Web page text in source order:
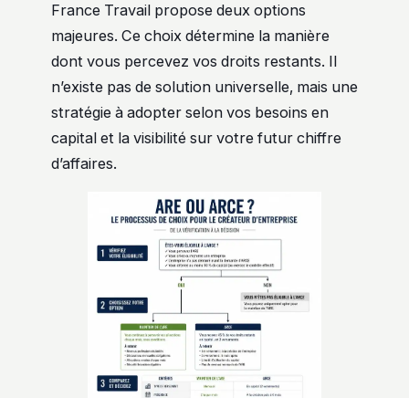
France Travail propose deux options
majeures. Ce choix détermine la manière
dont vous percevez vos droits restants. Il
n’existe pas de solution universelle, mais une
stratégie à adopter selon vos besoins en
capital et la visibilité sur votre futur chiffre
d’affaires.